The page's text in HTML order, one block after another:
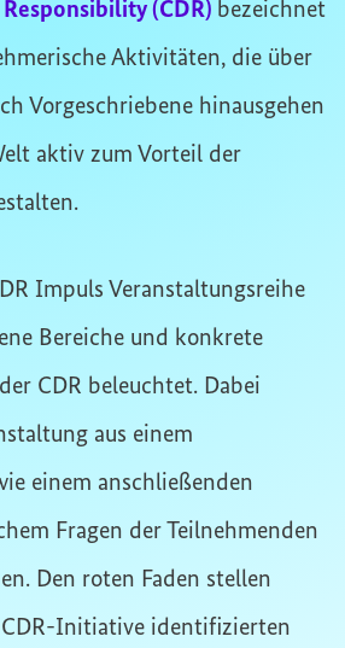
(CDR) bezeichnet
Aktivitäten, die über
Vorgeschriebene hinausgehen
aktiv zum Vorteil der
Impuls Veranstaltungsreihe
Bereiche und konkrete
CDR beleuchtet. Dabei
aus einem
einem anschließenden
Fragen der Teilnehmenden
Den roten Faden stellen
Initiative identifizierten